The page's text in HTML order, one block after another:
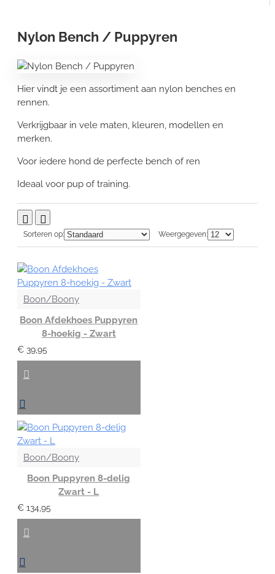
Nylon Bench / Puppyren
Hier vindt je een assortiment aan nylon benches en
rennen.
Verkrijgbaar in vele maten, kleuren, modellen en
merken.
Voor iedere hond de perfecte bench of ren
Ideaal voor pup of training.
Sorteren op: Weergegeven:
Boon/Boony
Boon Afdekhoes Puppyren
8-hoekig - Zwart
€ 39,95
Boon/Boony
Boon Puppyren 8-delig
Zwart - L
€ 134,95